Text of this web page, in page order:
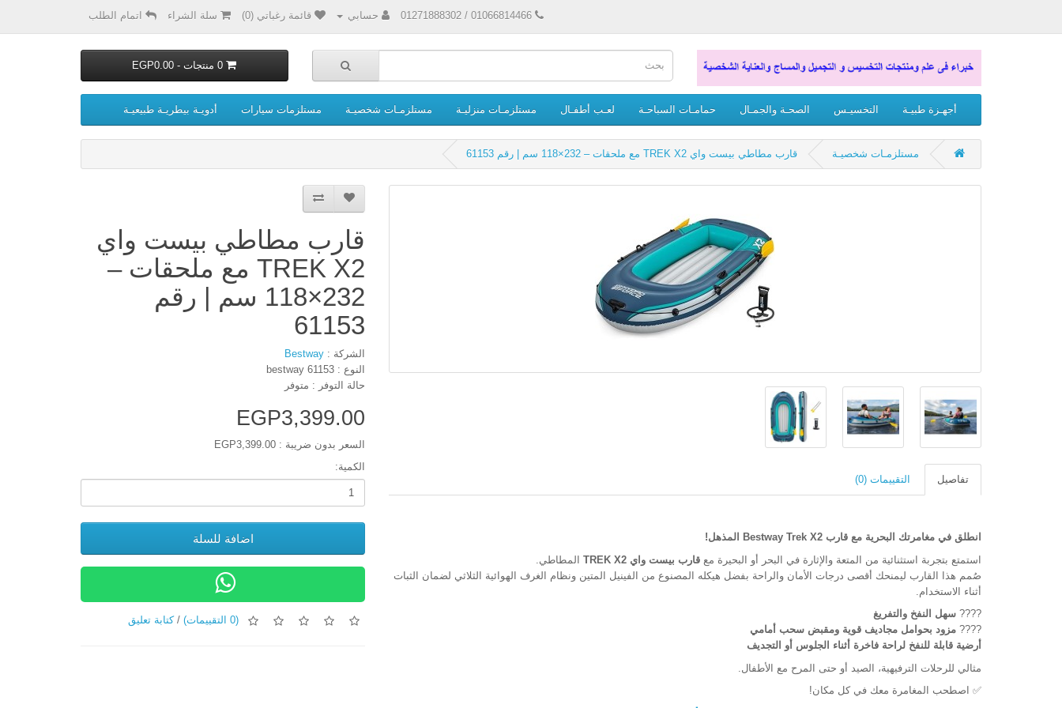
01066814466 / 01271888302 حسابي قائمة رغباتي (0) سلة الشراء اتمام الطلب
0 منتجات - EGP0.00
أجهـزة طبيـة التخسيـس الصحـة والجمـال حمامـات السباحـة لعـب أطفـال مستلزمـات منزليـة مستلزمـات شخصيـة مستلزمات سيارات أدويـة بيطريـة طبيعيـة
مستلزمـات شخصيـة قارب مطاطي بيست واي TREK X2 مع ملحقات – 232×118 سم | رقم 61153
تفاصيل التقييمات (0)
انطلق في مغامرتك البحرية مع قارب Bestway Trek X2 المذهل!
استمتع بتجربة استثنائية من المتعة والإثارة في البحر أو البحيرة مع قارب بيست واي TREK X2
المطاطي.
صُمم هذا القارب ليمنحك أقصى درجات الأمان والراحة بفضل هيكله المصنوع من الفينيل المتين ونظام الغرف الهوائية الثلاثي لضمان الثبات
أثناء الاستخدام.
???? سهل النفخ والتفريغ
???? مزود بحوامل مجاديف قوية ومقبض سحب أمامي
أرضية قابلة للنفخ لراحة فاخرة أثناء الجلوس أو التجديف
مثالي للرحلات الترفيهية، الصيد أو حتى المرح مع الأطفال.
✅ اصطحب المغامرة معك في كل مكان!
قارب مطاطي بيست واي
TREK X2 مع ملحقات –
232×118 سم | رقم
61153
الشركة : Bestway
النوع : bestway 61153
حالة التوفر : متوفر
EGP3,399.00
السعر بدون ضريبة : EGP3,399.00
الكمية:
اضافة للسلة
(0 التقييمات) /كتابة تعليق